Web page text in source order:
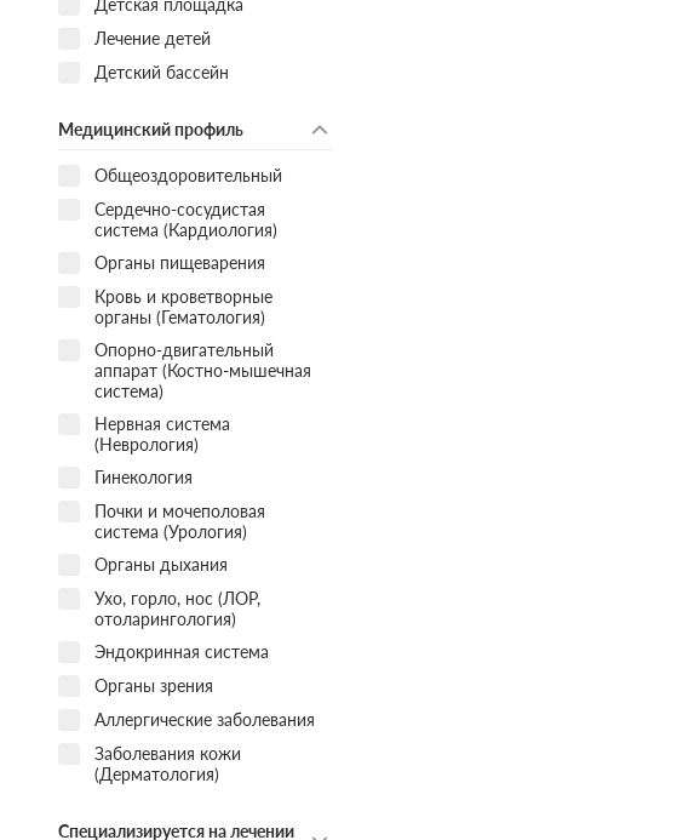
Лечение детей
Детский бассейн
Медицинский профиль
Общеоздоровительный
Сердечно-сосудистая
система (Кардиология)
Органы пищеварения
Кровь и кроветворные
органы (Гематология)
Опорно-двигательный
аппарат (Костно-мышечная
система)
Нервная система
(Неврология)
Гинекология
Почки и мочеполовая
система (Урология)
Органы дыхания
Ухо, горло, нос (ЛОР,
отоларингология)
Эндокринная система
Органы зрения
Аллергические заболевания
Заболевания кожи
(Дерматология)
Специализируется на лечении